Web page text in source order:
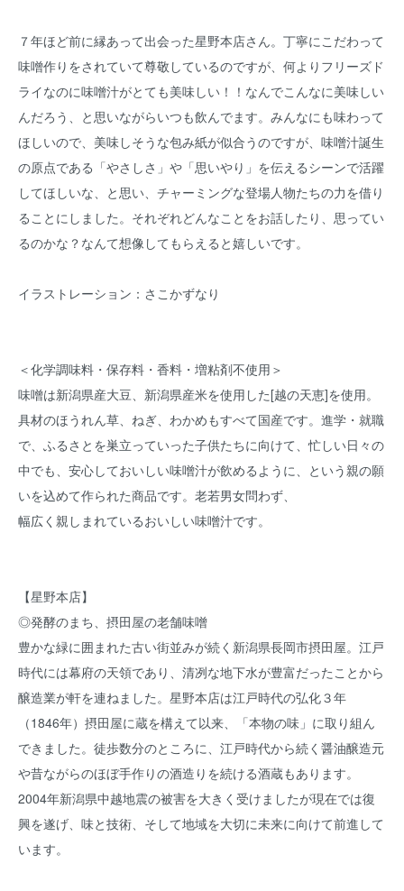
７年ほど前に縁あって出会った星野本店さん。丁寧にこだわって
味噌作りをされていて尊敬しているのですが、何よりフリーズド
ライなのに味噌汁がとても美味しい！！なんでこんなに美味しい
んだろう、と思いながらいつも飲んでます。みんなにも味わって
ほしいので、美味しそうな包み紙が似合うのですが、味噌汁誕生
の原点である「やさしさ」や「思いやり」を伝えるシーンで活躍
してほしいな、と思い、チャーミングな登場人物たちの力を借り
ることにしました。それぞれどんなことをお話したり、思ってい
るのかな？なんて想像してもらえると嬉しいです。
イラストレーション：さこかずなり
＜化学調味料・保存料・香料・増粘剤不使用＞
味噌は新潟県産大豆、新潟県産米を使用した[越の天恵]を使用。
具材のほうれん草、ねぎ、わかめもすべて国産です。進学・就職
で、ふるさとを巣立っていった子供たちに向けて、忙しい日々の
中でも、安心しておいしい味噌汁が飲めるように、という親の願
いを込めて作られた商品です。老若男女問わず、
幅広く親しまれているおいしい味噌汁です。
【星野本店】
◎発酵のまち、摂田屋の老舗味噌
豊かな緑に囲まれた古い街並みが続く新潟県長岡市摂田屋。江戸
時代には幕府の天領であり、清冽な地下水が豊富だったことから
醸造業が軒を連ねました。星野本店は江戸時代の弘化３年
（1846年）摂田屋に蔵を構えて以来、「本物の味」に取り組ん
できました。徒歩数分のところに、江戸時代から続く醤油醸造元
や昔ながらのほぼ手作りの酒造りを続ける酒蔵もあります。
2004年新潟県中越地震の被害を大きく受けましたが現在では復
興を遂げ、味と技術、そして地域を大切に未来に向けて前進して
います。